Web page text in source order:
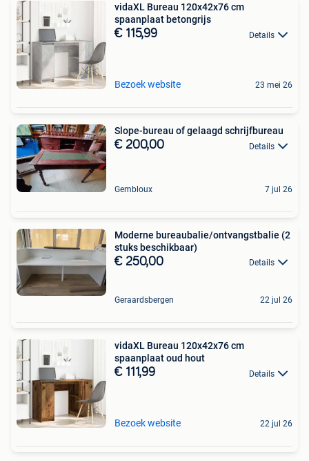
vidaXL Bureau 120x42x76 cm
spaanplaat betongrijs
€ 115,99 Details
Bezoek website 23 mei 26
Slope-bureau of gelaagd schrijfbureau
€ 200,00 Details
Gembloux 7 jul 26
Moderne bureaubalie/ontvangstbalie (2
stuks beschikbaar)
€ 250,00 Details
Geraardsbergen 22 jul 26
vidaXL Bureau 120x42x76 cm
spaanplaat oud hout
€ 111,99 Details
Bezoek website 22 jul 26